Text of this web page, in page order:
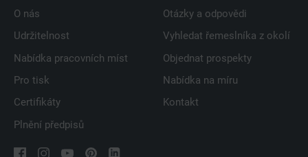
O nás
Udržitelnost
Nabídka pracovních míst
Pro tisk
Certifikáty
Plnění předpisů
Otázky a odpovědi
Vyhledat řemeslníka z okolí
Objednat prospekty
Nabídka na míru
Kontakt